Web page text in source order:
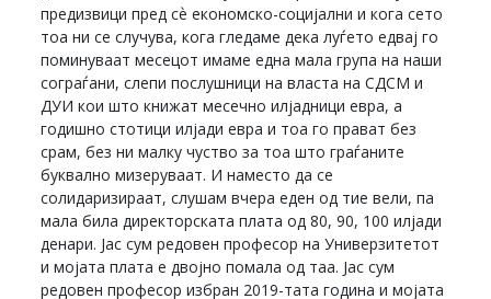
предизвици пред сѐ економско-социјални и кога сето
тоа ни се случува, кога гледаме дека луѓето едвај го
поминуваат месецот имаме една мала група на наши
сограѓани, слепи послушници на власта на СДСМ и
ДУИ кои што книжат месечно илјадници евра, а
годишно стотици илјади евра и тоа го прават без
срам, без ни малку чуство за тоа што граѓаните
буквално мизеруваат. И наместо да се
солидаризираат, слушам вчера еден од тие вели, па
мала била директорската плата од 80, 90, 100 илјади
денари. Јас сум редовен професор на Универзитетот
и мојата плата е двојно помала од таа. Јас сум
редовен професор избран 2019-тата година и мојата